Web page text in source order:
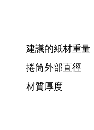
建議的紙材重量
捲筒外部直徑
材質厚度